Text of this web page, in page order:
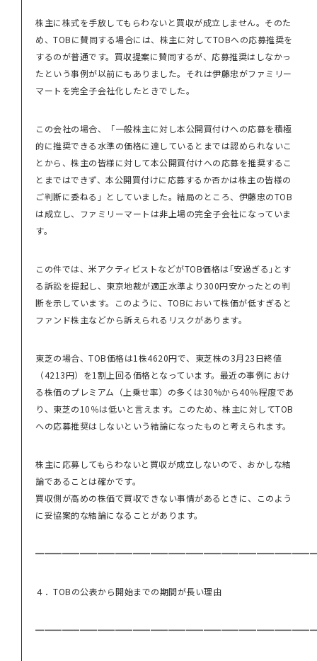
株主に株式を手放してもらわないと買収が成立しません。そのた
め、TOBに賛同する場合には、株主に対してTOBへの応募推奨を
するのが普通です。買収提案に賛同するが、応募推奨はしなかっ
たという事例が以前にもありました。それは伊藤忠がファミリー
マートを完全子会社化したときでした。
この会社の場合、「一般株主に対し本公開買付けへの応募を積極
的に推奨できる水準の価格に達しているとまでは認められないこ
とから、株主の皆様に対して本公開買付けへの応募を推奨するこ
とまではできず、本公開買付けに応募するか否かは株主の皆様の
ご判断に委ねる」としていました。結局のところ、伊藤忠のTOB
は成立し、ファミリーマートは非上場の完全子会社になっていま
す。
この件では、米アクティビストなどがTOB価格は｢安過ぎる｣とす
る訴訟を提起し、東京地裁が適正水準より300円安かったとの判
断を示しています。このように、TOBにおいて株価が低すぎると
ファンド株主などから訴えられるリスクがあります。
東芝の場合、TOB価格は1株4620円で、東芝株の3月23日終値
（4213円）を1割上回る価格となっています。最近の事例におけ
る株価のプレミアム（上乗せ率）の多くは30%から40％程度であ
り、東芝の10％は低いと言えます。このため、株主に対してTOB
への応募推奨はしないという結論になったものと考えられます。
株主に応募してもらわないと買収が成立しないので、おかしな結
論であることは確かです。
買収側が高めの株価で買収できない事情があるときに、このよう
に妥協案的な結論になることがあります。
４．TOBの公表から開始までの期間が長い理由